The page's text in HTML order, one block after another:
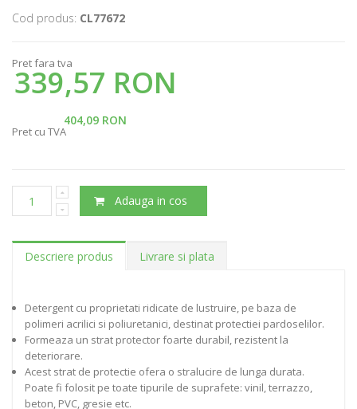
Cod produs: CL77672
Pret fara tva
339,57 RON
404,09 RON
Pret cu TVA
Adauga in cos
Descriere produs Livrare si plata
Detergent cu proprietati ridicate de lustruire, pe baza de
polimeri acrilici si poliuretanici, destinat protectiei pardoselilor.
Formeaza un strat protector foarte durabil, rezistent la
deteriorare.
Acest strat de protectie ofera o stralucire de lunga durata.
Poate fi folosit pe toate tipurile de suprafete: vinil, terrazzo,
beton, PVC, gresie etc.